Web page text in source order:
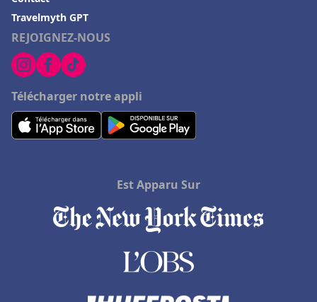
REJOIGNEZ-NOUS
Télécharger notre appli
Travelmyth GPT
Est Apparu Sur